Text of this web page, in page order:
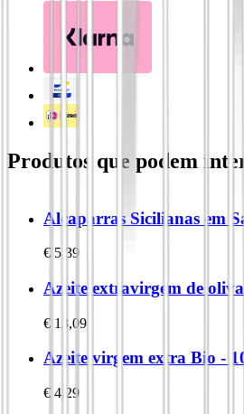
Produtos que podem
Alcaparras Sicilianas em
€ 5,39
Azeite extravirgem de
€ 13,09
Azeite virgem extra Bio -
€ 4,29